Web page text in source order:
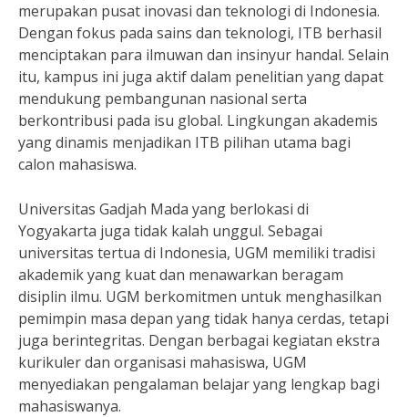
merupakan pusat inovasi dan teknologi di Indonesia.
Dengan fokus pada sains dan teknologi, ITB berhasil
menciptakan para ilmuwan dan insinyur handal. Selain
itu, kampus ini juga aktif dalam penelitian yang dapat
mendukung pembangunan nasional serta
berkontribusi pada isu global. Lingkungan akademis
yang dinamis menjadikan ITB pilihan utama bagi
calon mahasiswa.
Universitas Gadjah Mada yang berlokasi di
Yogyakarta juga tidak kalah unggul. Sebagai
universitas tertua di Indonesia, UGM memiliki tradisi
akademik yang kuat dan menawarkan beragam
disiplin ilmu. UGM berkomitmen untuk menghasilkan
pemimpin masa depan yang tidak hanya cerdas, tetapi
juga berintegritas. Dengan berbagai kegiatan ekstra
kurikuler dan organisasi mahasiswa, UGM
menyediakan pengalaman belajar yang lengkap bagi
mahasiswanya.